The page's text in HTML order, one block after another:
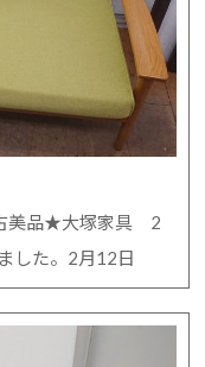
美品★大塚家具 2
した。2月12日